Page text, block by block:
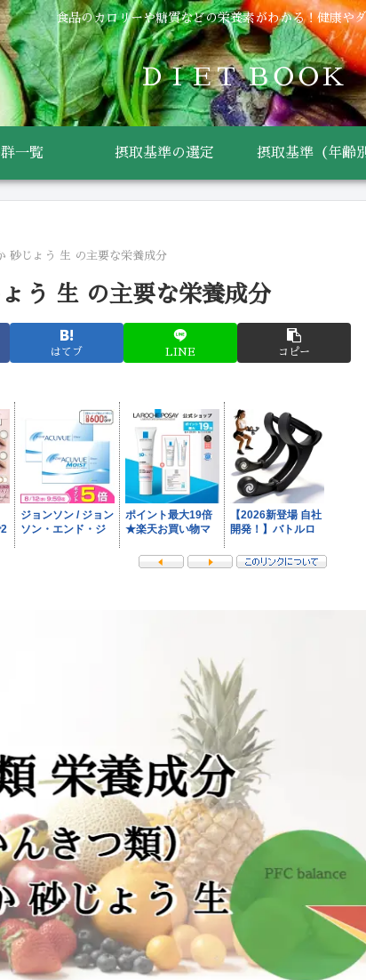
食品のカロリーや糖質などの栄養素がわかる！健康や
ＤＩＥＴ ＢＯＯＫ
一覧 摂取基準の選定 摂取基準（年齢
砂じょう 生 の主要な栄養成分
う 生 の主要な栄養成分
はてブ LINE コピー